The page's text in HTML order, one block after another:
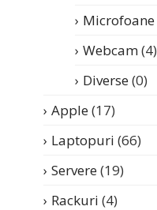
Microfoane
Webcam(4)
Diverse (0)
Apple (17)
Laptopuri (66)
Servere (19)
Rackuri (4)